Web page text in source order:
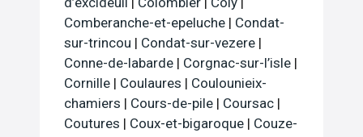
Comberanche-et-epeluche | Condat-
sur-trincou | Condat-sur-vezere |
Conne-de-labarde | Corgnac-sur-l’isle |
Cornille | Coulaures | Coulounieix-
chamiers | Cours-de-pile | Coursac |
Coutures | Coux-et-bigaroque | Couze-